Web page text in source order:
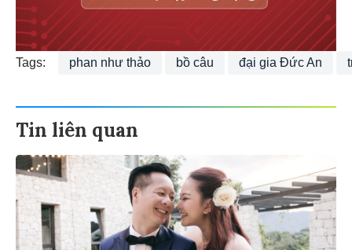
Tags: phan như thảo bồ câu đại gia Đức An
Tin liên quan